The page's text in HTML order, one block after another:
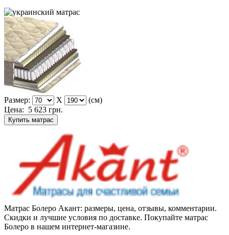
Размер: X
(см)
Цена: 5 623 грн.
Купить матрас
Матрас Болеро Акант: размеры, цена, отзывы, комментарии.
Скидки и лучшие условия по доставке. Покупайте матрас
Болеро в нашем интернет-магазине.